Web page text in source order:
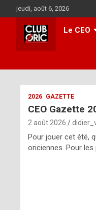
to
content
jeudi, août 6, 2026
Le CEO
2026 GAZETTE
CEO Gazette
2 août 2026
Pour jouer cet été,
oriciennes. Pour les